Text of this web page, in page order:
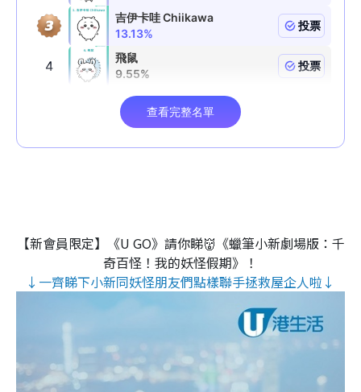
【新會員限定】《U GO》請你睇👹《蠟筆小新劇場版：千
奇百怪！我的妖怪假期》！
↓一齊睇下小新同妖怪朋友們點樣聯手拯救屋企人啦↓